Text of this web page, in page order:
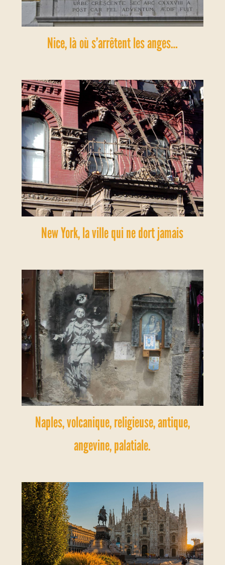
Nice, là où s’arrêtent les anges…
New York, la ville qui ne dort jamais
Naples, volcanique, religieuse, antique,
angevine, palatiale.